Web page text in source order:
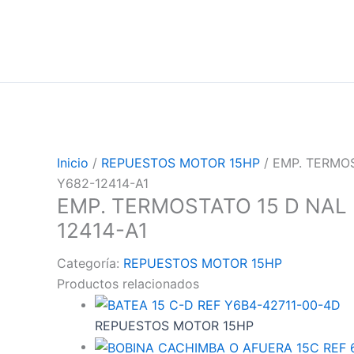
Inicio / REPUESTOS MOTOR 15HP / EMP.
Y682-12414-A1
EMP. TERMOSTATO 15 D
12414-A1
Categoría: REPUESTOS MOTOR 15HP
Productos relacionados
REPUESTOS MOTOR 15HP